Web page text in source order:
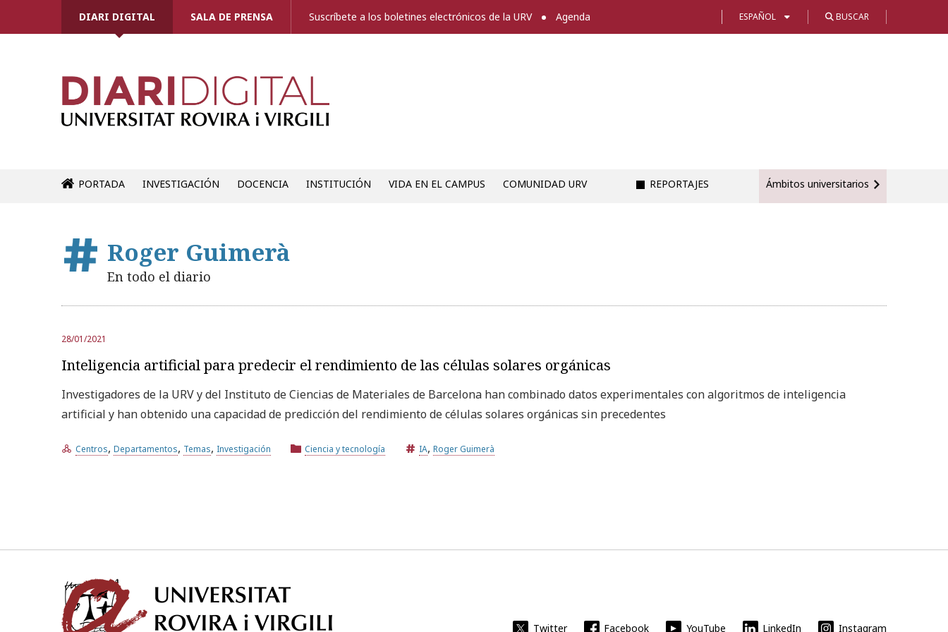
DIARI DIGITAL SALA DE PRENSA Suscríbete a los boletines electrónicos de la URV Agenda ESPAÑOL BUSCAR
PORTADA INVESTIGACIÓN DOCENCIA INSTITUCIÓN VIDA EN EL CAMPUS COMUNIDAD URV REPORTAJES Ámbitos universitarios
Roger Guimerà
En todo el diario
28/01/2021
Inteligencia artificial para predecir el rendimiento de las células solares orgánicas
Investigadores de la URV y del Instituto de Ciencias de Materiales de Barcelona han combinado datos experimentales con algoritmos de inteligencia
artificial y han obtenido una capacidad de predicción del rendimiento de células solares orgánicas sin precedentes
Centros, Departamentos, Temas, Investigación Ciencia y tecnología IA, Roger Guimerà
Twitter Facebook YouTube LinkedIn Instagram